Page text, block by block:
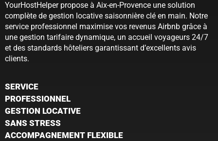
YourHostHelper propose à Aix-en-Provence une solution
complète de gestion locative saisonnière clé en main. Notre
service professionnel maximise vos revenus Airbnb grâce à
une gestion tarifaire dynamique, un accueil voyageurs 24/7
et des standards hôteliers garantissant d’excellents avis
clients.
SERVICE
PROFESSIONNEL
GESTION LOCATIVE
SANS STRESS
ACCOMPAGNEMENT FLEXIBLE